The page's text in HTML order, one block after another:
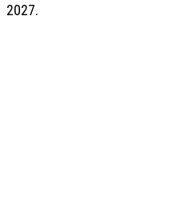
2027.